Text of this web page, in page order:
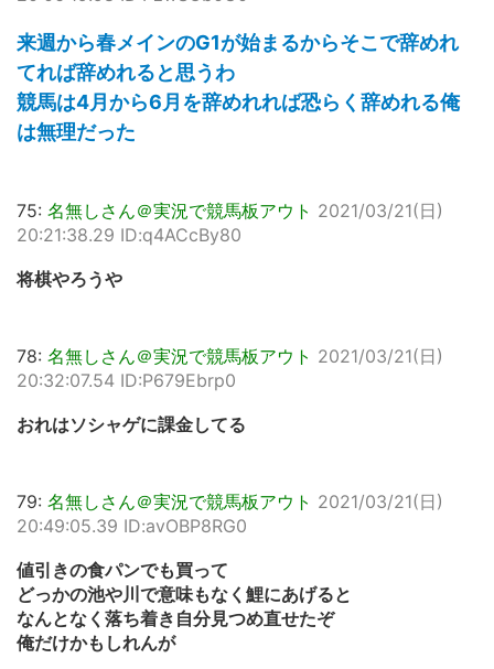
来週から春メインのG1が始まるからそこで辞めれ
てれば辞めれると思うわ
競馬は4月から6月を辞めれれば恐らく辞めれる俺
は無理だった
75: 名無しさん＠実況で競馬板アウト 2021/03/21(日)
20:21:38.29 ID:q4ACcBy80
将棋やろうや
78: 名無しさん＠実況で競馬板アウト 2021/03/21(日)
20:32:07.54 ID:P679Ebrp0
おれはソシャゲに課金してる
79: 名無しさん＠実況で競馬板アウト 2021/03/21(日)
20:49:05.39 ID:avOBP8RG0
値引きの食パンでも買って
どっかの池や川で意味もなく鯉にあげると
なんとなく落ち着き自分見つめ直せたぞ
俺だけかもしれんが